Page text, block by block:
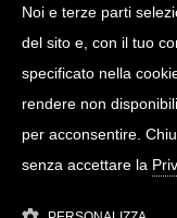
Noi e terze parti
del sito e, con il tuo
specificato nella
rendere non
per acconsentire.
senza accettare la